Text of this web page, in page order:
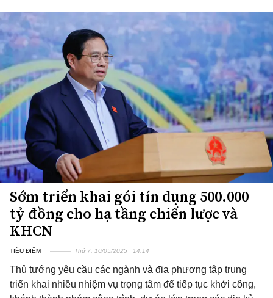
Sớm triển khai gói tín dụng 500.000
tỷ đồng cho hạ tầng chiến lược và
KHCN
TIÊU ĐIỂM Thứ 7, 10/05/2025 | 14:14
Thủ tướng yêu cầu các ngành và địa phương tập trung
triển khai nhiều nhiệm vụ trọng tâm để tiếp tục khởi công,